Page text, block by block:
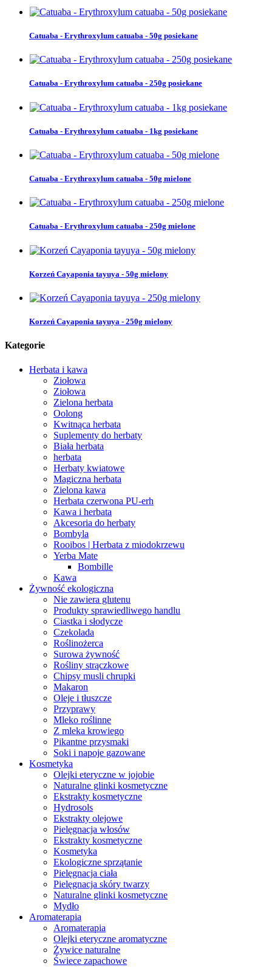
Catuaba - Erythroxylum catuaba - 50g posiekane
Catuaba - Erythroxylum catuaba - 250g posiekane
Catuaba - Erythroxylum catuaba - 1kg posiekane
Catuaba - Erythroxylum catuaba - 50g mielone
Catuaba - Erythroxylum catuaba - 250g mielone
Korzeń Cayaponia tayuya - 50g mielony
Korzeń Cayaponia tayuya - 250g mielony
Kategorie
Herbata i kawa
Ziołowa
Ziołowa
Zielona herbata
Oolong
Kwitnąca herbata
Suplementy do herbaty
Biała herbata
herbata
Herbaty kwiatowe
Magiczna herbata
Zielona kawa
Herbata czerwona PU-erh
Kawa i herbata
Akcesoria do herbaty
Bombyla
Rooibos | Herbata z miodokrzewu
Yerba Mate
Bombille
Kawa
Żywność ekologiczna
Nie zawiera glutenu
Produkty sprawiedliwego handlu
Ciastka i słodycze
Czekolada
Roślinożerca
Surowa żywność
Rośliny strączkowe
Chipsy musli chrupki
Makaron
Oleje i tłuszcze
Przyprawy
Mleko roślinne
Z mleka krowiego
Pikantne przysmaki
Soki i napoje gazowane
Kosmetyka
Olejki eteryczne w jojobie
Naturalne glinki kosmetyczne
Ekstrakty kosmetyczne
Hydrosols
Ekstrakty olejowe
Pielęgnacja włosów
Ekstrakty kosmetyczne
Kosmetyka
Ekologiczne sprzątanie
Pielęgnacja ciała
Pielęgnacja skóry twarzy
Naturalne glinki kosmetyczne
Mydło
Aromaterapia
Aromaterapia
Olejki eteryczne aromatyczne
Żywice naturalne
Świece zapachowe